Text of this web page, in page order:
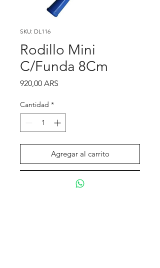
SKU: DL116
Rodillo Mini
C/Funda 8Cm
920,00 ARS
Cantidad *
Agregar al carrito
Realizar compra